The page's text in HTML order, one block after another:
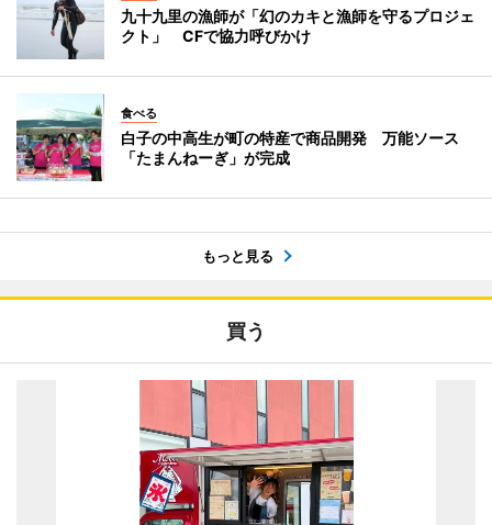
九十九里の漁師が「幻のカキと漁師を守るプロジェ
クト」 CFで協力呼びかけ
食べる
白子の中高生が町の特産で商品開発 万能ソース
「たまんねーぎ」が完成
もっと見る
買う